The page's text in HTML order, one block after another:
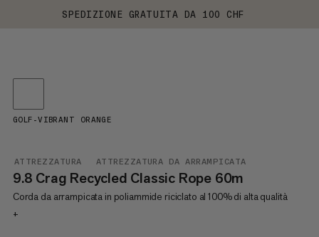
SPEDIZIONE GRATUITA DA 100 CHF
ATTREZZATURA ATTREZZATURA DA ARRAMPICATA
9.8 Crag Recycled Classic Rope 60m
Corda da arrampicata in poliammide riciclato al 100% di alta qualità
+
GOLF-VIBRANT ORANGE